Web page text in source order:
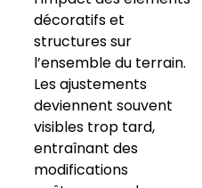
décoratifs et
structures sur
l’ensemble du terrain.
Les ajustements
deviennent souvent
visibles trop tard,
entraînant des
modifications